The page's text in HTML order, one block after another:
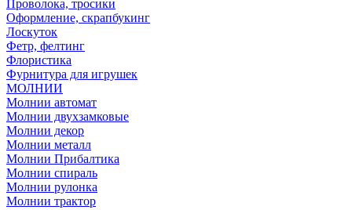
Проволока, тросики
Оформление, скрапбукинг
Лоскуток
Фетр, фелтинг
Флористика
Фурнитура для игрушек
МОЛНИИ
Молнии автомат
Молнии двухзамковые
Молнии декор
Молнии металл
Молнии Прибалтика
Молнии спираль
Молнии рулонка
Молнии трактор